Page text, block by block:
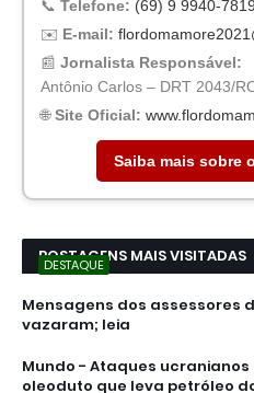
📞 Telefone: (69) 9 9940-7819
✉️ E-mail:
📰 Jornalista Responsável:
Antônio Carlos – DRT 2043/
🌐Site Oficial:
Saiba mais sobre
POSTAGENS MAIS VISITADAS
DESTAQUE
Mensagens dos assessores
vazaram; leia
Mundo - Ataques
oleoduto que leva petróleo